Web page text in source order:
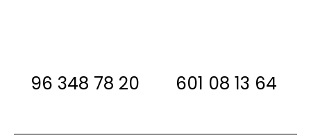
96 348 78 20 601 08 13 64